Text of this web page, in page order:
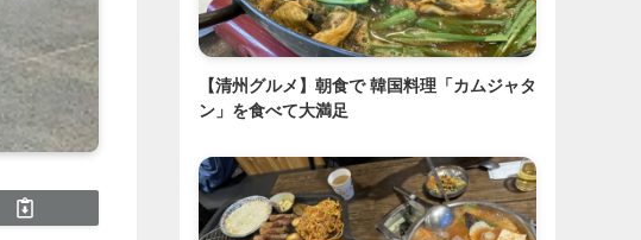
【清州グルメ】朝食で 韓国料理「カムジャタ
ン」を食べて大満足